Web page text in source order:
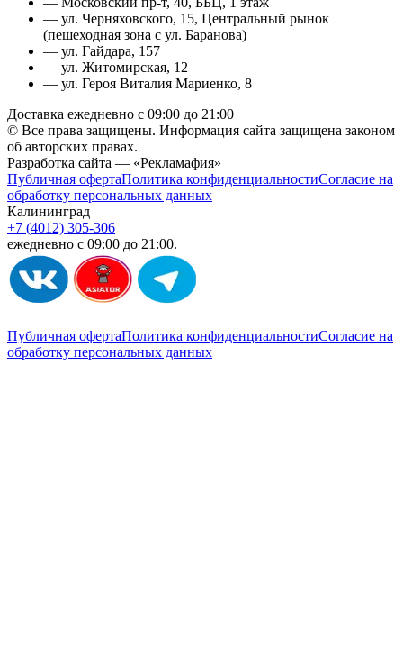
— ул. Черняховского, 15, Центральный рынок
(пешеходная зона с ул. Баранова)
— ул. Гайдара, 157
— ул. Житомирская, 12
— ул. Героя Виталия Мариенко, 8
Доставка ежедневно с 09:00 до 21:00
© Все права защищены. Информация сайта защищена законом
об авторских правах.
Разработка сайта — «Рекламафия»
Публичная офертаПолитика конфиденциальностиСогласие на
обработку персональных данных
Калининград
+7 (4012) 305-306
ежедневно с 09:00 до 21:00.
Публичная офертаПолитика конфиденциальностиСогласие на
обработку персональных данных